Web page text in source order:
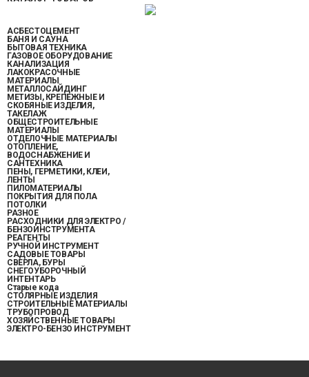
АСБЕСТОЦЕМЕНТ
БАНЯ И САУНА
БЫТОВАЯ ТЕХНИКА
ГАЗОВОЕ ОБОРУДОВАНИЕ
КАНАЛИЗАЦИЯ
ЛАКОКРАСОЧНЫЕ
МАТЕРИАЛЫ
МЕТАЛЛОСАЙДИНГ
МЕТИЗЫ, КРЕПЕЖНЫЕ И
СКОБЯНЫЕ ИЗДЕЛИЯ,
ТАКЕЛАЖ
ОБЩЕСТРОИТЕЛЬНЫЕ
МАТЕРИАЛЫ
ОТДЕЛОЧНЫЕ МАТЕРИАЛЫ
ОТОПЛЕНИЕ,
ВОДОСНАБЖЕНИЕ И
САНТЕХНИКА
ПЕНЫ, ГЕРМЕТИКИ, КЛЕИ,
ЛЕНТЫ
ПИЛОМАТЕРИАЛЫ
ПОКРЫТИЯ ДЛЯ ПОЛА
ПОТОЛКИ
РАЗНОЕ
РАСХОДНИКИ ДЛЯ ЭЛЕКТРО /
БЕНЗОИНСТРУМЕНТА
РЕАГЕНТЫ
РУЧНОЙ ИНСТРУМЕНТ
САДОВЫЕ ТОВАРЫ
СВЕРЛА, БУРЫ
СНЕГОУБОРОЧНЫЙ
ИНТЕНТАРЬ
Старые кода
СТОЛЯРНЫЕ ИЗДЕЛИЯ
СТРОИТЕЛЬНЫЕ МАТЕРИАЛЫ
ТРУБОПРОВОД
ХОЗЯЙСТВЕННЫЕ ТОВАРЫ
ЭЛЕКТРО-БЕНЗО ИНСТРУМЕНТ